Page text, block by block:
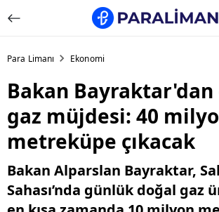
Para Limanı Ekonomi
Bakan Bayraktar'dan
gaz müjdesi: 40
metreküpe çıkacak
Bakan Alparslan Bayraktar,
Sahası’nda günlük doğal gaz